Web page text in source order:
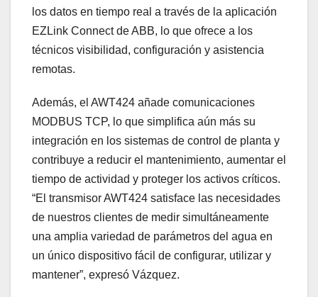
los datos en tiempo real a través de la aplicación
EZLink Connect de ABB, lo que ofrece a los
técnicos visibilidad, configuración y asistencia
remotas.
Además, el AWT424 añade comunicaciones
MODBUS TCP, lo que simplifica aún más su
integración en los sistemas de control de planta y
contribuye a reducir el mantenimiento, aumentar el
tiempo de actividad y proteger los activos críticos.
“El transmisor AWT424 satisface las necesidades
de nuestros clientes de medir simultáneamente
una amplia variedad de parámetros del agua en
un único dispositivo fácil de configurar, utilizar y
mantener”, expresó Vázquez.